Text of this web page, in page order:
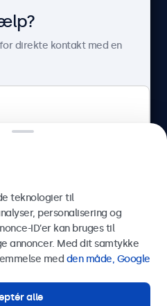
2620 Albertslund, Danmark
direkte kontakt med en
teknologier til
personalisering og
ID’er kan bruges til
annoncer. Med dit samtykke
med den måde, Google
alle